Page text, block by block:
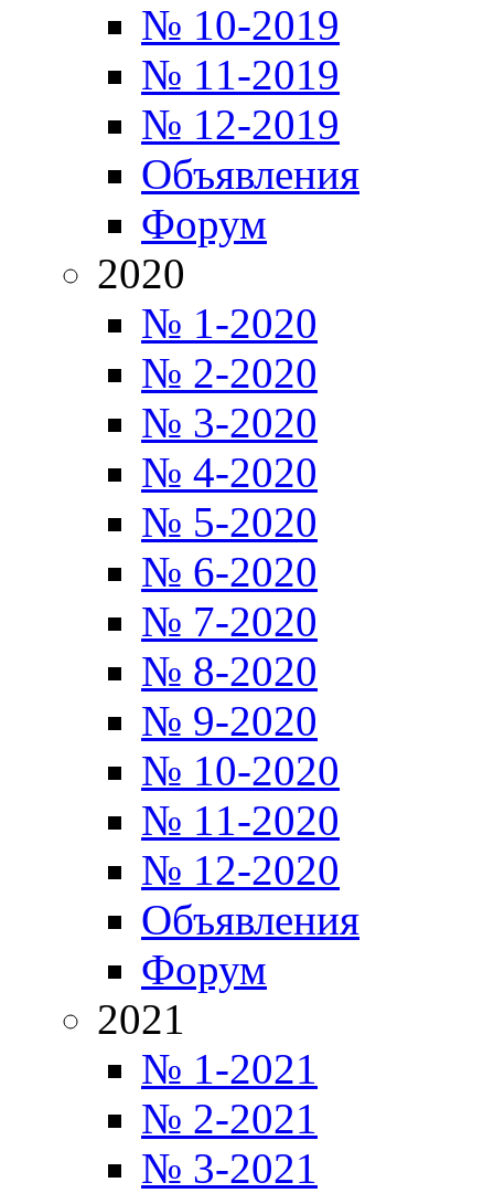
№ 10-2019
№ 11-2019
№ 12-2019
Объявления
Форум
2020
№ 1-2020
№ 2-2020
№ 3-2020
№ 4-2020
№ 5-2020
№ 6-2020
№ 7-2020
№ 8-2020
№ 9-2020
№ 10-2020
№ 11-2020
№ 12-2020
Объявления
Форум
2021
№ 1-2021
№ 2-2021
№ 3-2021